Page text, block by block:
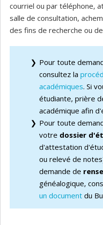
courriel ou par téléphone,
salle de consultation,
des fins de recherche ou
Pour toute
consultez la
académiques. Si
étudiante, prière
académique afin
Pour toute
votre dossier
d'attestation
ou relevé de
demande de
généalogique,
un document du